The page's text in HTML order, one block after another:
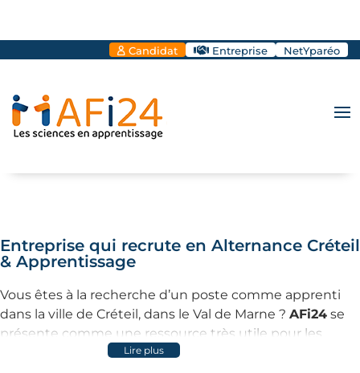
Candidat Entreprise NetYparéo
Entreprise qui recrute en Alternance Créteil
& Apprentissage
Vous êtes à la recherche d’un poste comme apprenti
dans la ville de Créteil, dans le Val de Marne ? AFi24 se
présente comme une ressource très utile pour les
jeunes en quête d'opportunités professionnelles. Grâce
Lire plus